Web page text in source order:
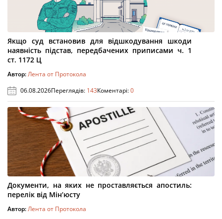
Якщо суд встановив для відшкодування шкоди
наявність підстав, передбачених приписами ч. 1
ст. 1172 Ц
Автор:Лента от Протокола
06.08.2026Переглядів: 143Коментарі:0
Документи, на яких не проставляється апостиль:
перелік від Мін’юсту
Автор:Лента от Протокола